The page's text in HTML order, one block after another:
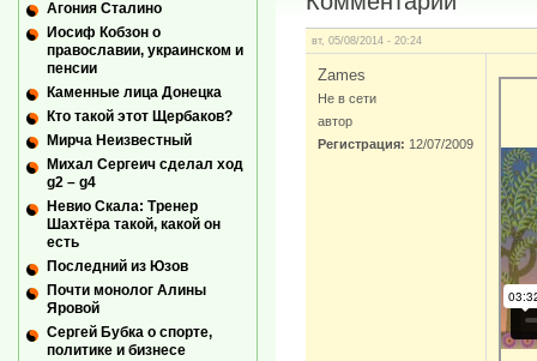
вт, 05/08/2014 - 20:24
Zames
Не в сети
автор
Регистрация: 12/07/2009
Агония Сталино
Иосиф Кобзон о
православии, украинском и
пенсии
Каменные лица Донецка
Кто такой этот Щербаков?
Мирча Неизвестный
Михал Сергеич сделал ход
g2 – g4
Невио Скала: Тренер
Шахтёра такой, какой он
есть
Последний из Юзов
Почти монолог Алины
Яровой
Сергей Бубка о спорте,
политике и бизнесе